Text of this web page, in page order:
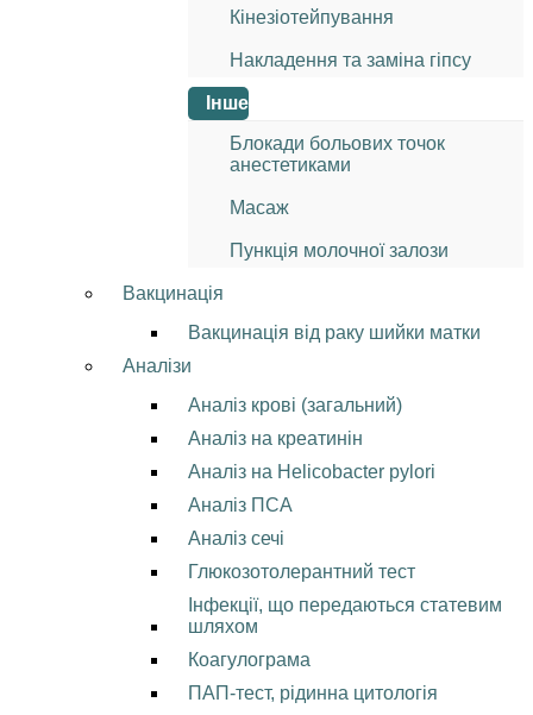
Кінезіотейпування
Накладення та заміна гіпсу
Інше
Блокади больових точок
анестетиками
Масаж
Пункція молочної залози
Вакцинація
Вакцинація від раку шийки матки
Аналізи
Аналіз крові (загальний)
Аналіз на креатинін
Аналіз на Helicobacter pylori
Аналіз ПСА
Аналіз сечі
Глюкозотолерантний тест
Інфекції, що передаються статевим
шляхом
Коагулограма
ПАП-тест, рідинна цитологія